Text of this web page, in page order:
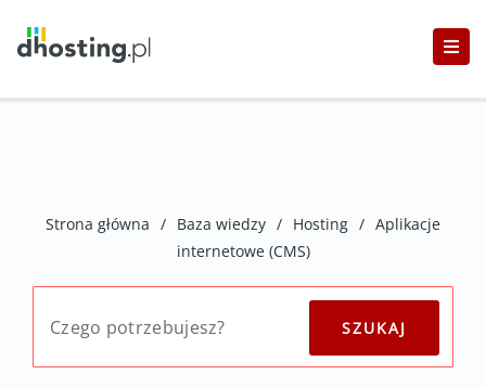
Strona główna / Baza wiedzy / Hosting / Aplikacje
internetowe (CMS)